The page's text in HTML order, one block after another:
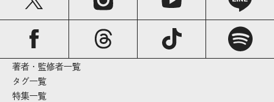
著者・監修者一覧
タグ一覧
特集一覧